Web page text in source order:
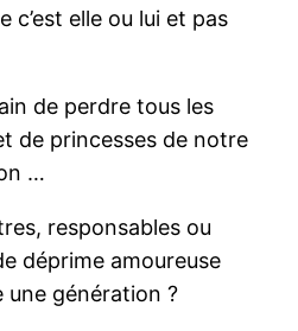
c’est elle ou lui et pas
de perdre tous les
de princesses de notre
…
responsables ou
déprime amoureuse
génération ?